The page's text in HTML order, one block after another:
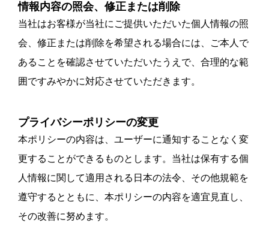
情報内容の照会、修正または削除
当社はお客様が当社にご提供いただいた個人情報の照
会、修正または削除を希望される場合には、ご本人で
あることを確認させていただいたうえで、合理的な範
囲ですみやかに対応させていただきます。
プライバシーポリシーの変更
本ポリシーの内容は、ユーザーに通知することなく変
更することができるものとします。当社は保有する個
人情報に関して適用される日本の法令、その他規範を
遵守するとともに、本ポリシーの内容を適宜見直し、
その改善に努めます。